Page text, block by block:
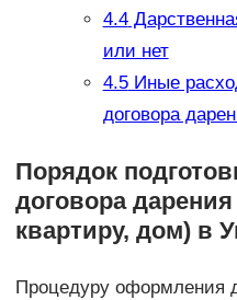
4.4
или нет
4.5Иные
договора
Порядок
договора
квартиру, дом) в
Процедуру оформления